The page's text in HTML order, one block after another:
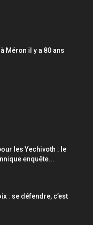
Méron il y a 80 ans
les Yechivoth : le
enquête...
: se défendre, c’est